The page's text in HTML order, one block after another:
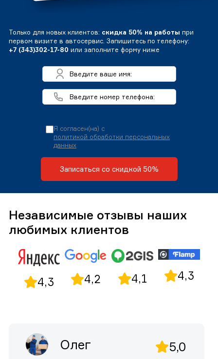
Только для новых клиентов: скидка 50% на работы при
первом визите в автосервис. Запишитесь по телефону:
+7 (343)302-17-80 или заполните форму ниже
Я согласен(на) с
политикой обработки персональных
данных
Записаться со скидкой 50%
Независимые отзывы наших
любимых клиентов
4,3 4,2 4,1 4,3
Олег 5,0